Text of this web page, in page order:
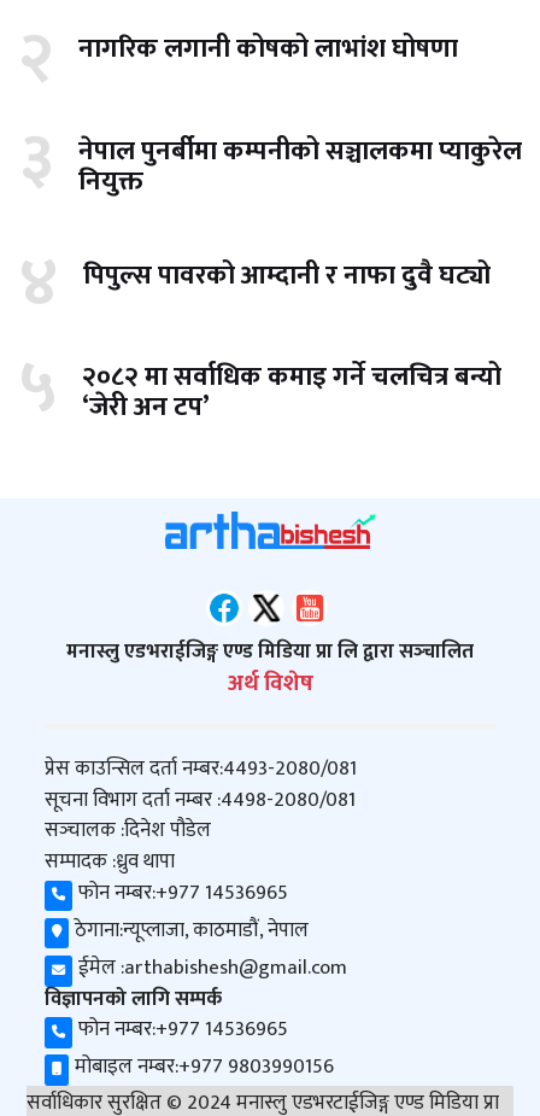
२ नागरिक लगानी कोषको लाभांश घोषणा
३ नेपाल पुनर्बीमा कम्पनीको सञ्चालकमा प्याकुरेल
नियुक्त
४ पिपुल्स पावरको आम्दानी र नाफा दुवै घट्यो
५ २०८२ मा सर्वाधिक कमाइ गर्ने चलचित्र बन्यो
‘जेरी अन टप’
मनास्लु एडभराईजिङ्ग एण्ड मिडिया प्रा लि द्वारा सञ्‍चालित
अर्थ विशेष
प्रेस काउन्सिल दर्ता नम्बर:4493-2080/081
सूचना विभाग दर्ता नम्बर :4498-2080/081
सञ्‍चालक :दिनेश पौडेल
सम्पादक :ध्रुव थापा
फोन नम्बर:+977 14536965
ठेगाना:न्यूप्लाजा, काठमाडौं, नेपाल
ईमेल :arthabishesh@gmail.com
विज्ञापनको लागि सम्पर्क
फोन नम्बर:+977 14536965
मोबाइल नम्बर:+977 9803990156
सर्वाधिकार सुरक्षित © 2024 मनास्लु एडभरटाईजिङ्ग एण्ड मिडिया प्रा